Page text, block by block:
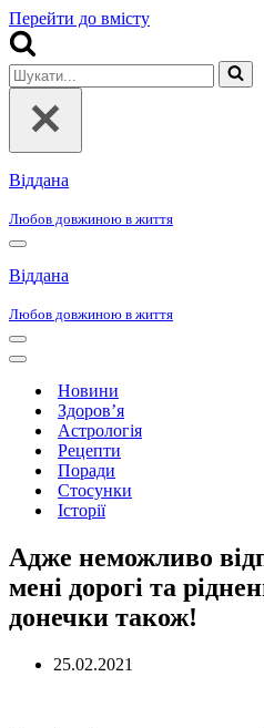
Перейти до вмісту
Шукати...
Віддана
Любов довжиною в життя
Меню
навігації
Віддана
Любов довжиною в життя
Меню
навігації
Меню
навігаціїНовини
Здоров’я
Астрологія
Рецепти
Поради
Стосунки
Історії
Адже неможливо
мені дорогі та
донечки також!
25.02.2021